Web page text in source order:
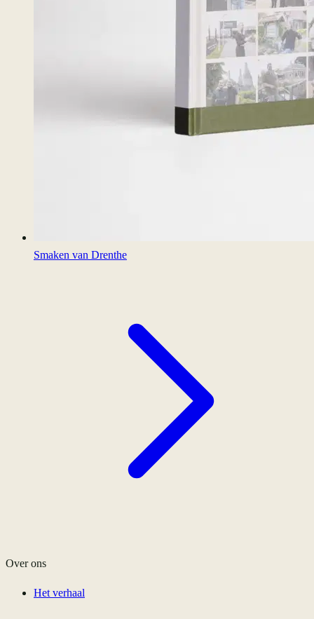
Smaken van Drenthe
Over ons
Het verhaal